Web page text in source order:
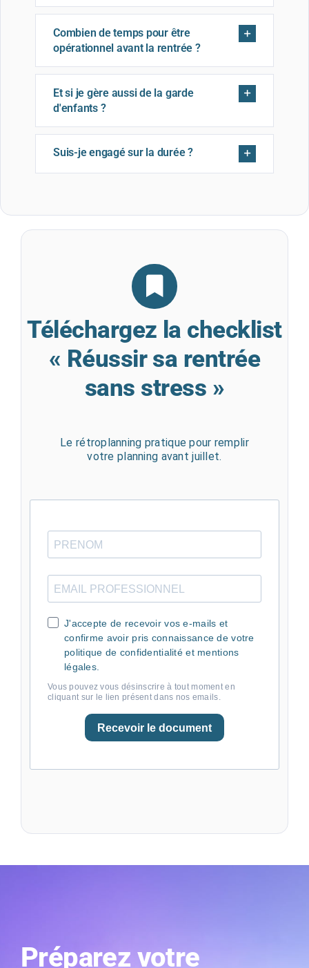
Combien de temps pour être
opérationnel avant la rentrée ?
Et si je gère aussi de la garde
d'enfants ?
Suis-je engagé sur la durée ?
Téléchargez la checklist
« Réussir sa rentrée
sans stress »
Le rétroplanning pratique pour remplir
votre planning avant juillet.
J'accepte de recevoir vos e-mails et
confirme avoir pris connaissance de votre
politique de confidentialité et mentions
légales.
Vous pouvez vous désinscrire à tout moment en
cliquant sur le lien présent dans nos emails.
Recevoir le document
Préparez votre